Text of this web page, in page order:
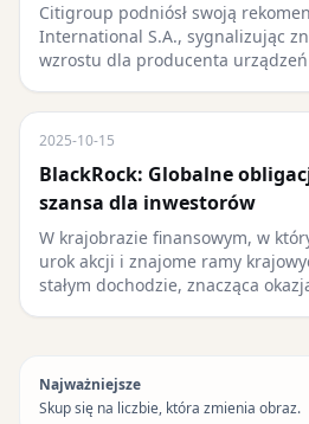
Citigroup podniósł swoją
International S.A., sygnalizując
wzrostu dla producenta
2025-10-15
BlackRock: Globalne
szansa dla inwestorów
W krajobrazie finansowym, w
urok akcji i znajome ramy
stałym dochodzie, znacząca
Najważniejsze
Skup się na liczbie, która zmienia obraz.